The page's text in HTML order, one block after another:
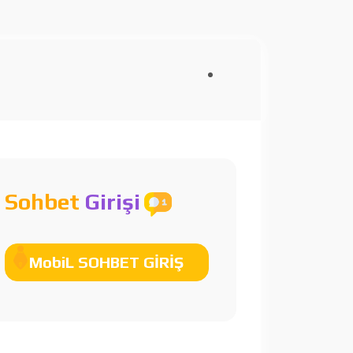
Sohbet Girişi
MobiL SOHBET GİRİŞ